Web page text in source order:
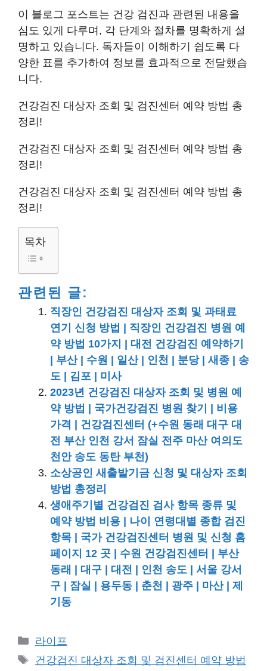
이 블로그 포스트는 건강 검진과 관련된 내용을
심도 있게 다루며, 각 단계와 절차를 명확하게 설
명하고 있습니다. 독자들이 이해하기 쉽도록 다
양한 표를 추가하여 정보를 효과적으로 전달했습
니다.
건강검진 대상자 조회 및 검진센터 예약 방법 총
정리!
건강검진 대상자 조회 및 검진센터 예약 방법 총
정리!
건강검진 대상자 조회 및 검진센터 예약 방법 총
정리!
목차
관련된 글:
직장인 건강검진 대상자 조회 및 과태료
연기 신청 방법 | 직장인 건강검진 병원 예
약 방법 10가지 | 대전 건강검진 예약하기
| 부산 | 수원 | 일산 | 인천 | 분당 | 새종 | 송
도 | 김포 | 미사
2023년 건강검진 대상자 조회 및 병원 예
약 방법 | 국가건강검진 병원 찾기 | 비용
가격 | 건강검진센터 (+수원 동래 대구 대
전 부산 인천 강서 잠실 전주 마산 여의도
천안 송도 동탄 부천)
소상공인 새출발기금 신청 및 대상자 조회
방법 총정리
생애주기별 건강검진 검사 항목 종류 및
예약 방법 비용 | 나이 연령대별 종합 검진
항목 | 국가 건강검진센터 병원 및 신청 홈
페이지 12 곳 | 수원 건강검진센터 | 부산
동래 | 대구 | 대전 | 인천 송도 | 서울 강서
구 | 잠실 | 용두동 | 춘천 | 광주 | 마산 | 제
기동
카
테
라이프
태
건강검진 대상자 조회 및 검진센터 예약 방법